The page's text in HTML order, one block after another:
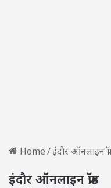
Home/इंदौर ऑनलाइन
इंदौर ऑनलाइन फ्रॉड